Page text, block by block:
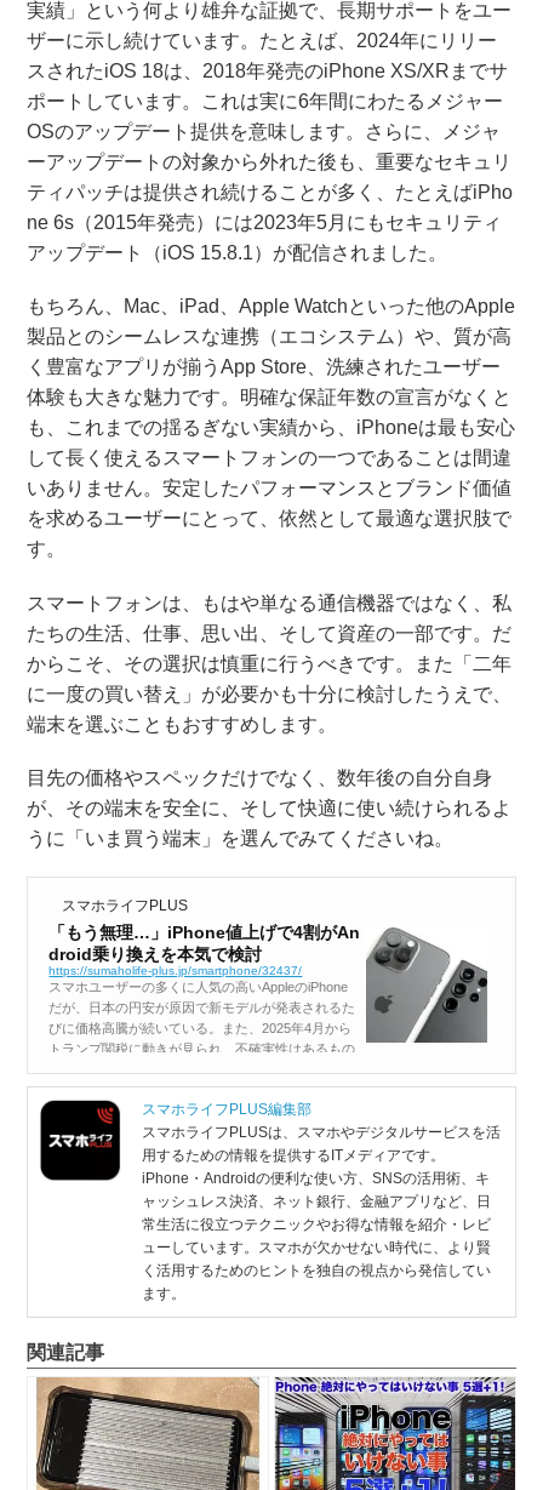
実績」という何より雄弁な証拠で、長期サポートをユー
ザーに示し続けています。たとえば、2024年にリリー
スされたiOS 18は、2018年発売のiPhone XS/XRまでサ
ポートしています。これは実に6年間にわたるメジャー
OSのアップデート提供を意味します。さらに、メジャ
ーアップデートの対象から外れた後も、重要なセキュリ
ティパッチは提供され続けることが多く、たとえばiPho
ne 6s（2015年発売）には2023年5月にもセキュリティ
アップデート（iOS 15.8.1）が配信されました。
もちろん、Mac、iPad、Apple Watchといった他のApple
製品とのシームレスな連携（エコシステム）や、質が高
く豊富なアプリが揃うApp Store、洗練されたユーザー
体験も大きな魅力です。明確な保証年数の宣言がなくと
も、これまでの揺るぎない実績から、iPhoneは最も安心
して長く使えるスマートフォンの一つであることは間違
いありません。安定したパフォーマンスとブランド価値
を求めるユーザーにとって、依然として最適な選択肢で
す。
スマートフォンは、もはや単なる通信機器ではなく、私
たちの生活、仕事、思い出、そして資産の一部です。だ
からこそ、その選択は慎重に行うべきです。また「二年
に一度の買い替え」が必要かも十分に検討したうえで、
端末を選ぶこともおすすめします。
目先の価格やスペックだけでなく、数年後の自分自身
が、その端末を安全に、そして快適に使い続けられるよ
うに「いま買う端末」を選んでみてくださいね。
スマホライフPLUS
「もう無理…」iPhone値上げで4割がAn
droid乗り換えを本気で検討
https://sumaholife-plus.jp/smartphone/32437/
スマホユーザーの多くに人気の高いAppleのiPhone
だが、日本の円安が原因で新モデルが発表されるた
びに価格高騰が続いている。また、2025年4月から
トランプ関税に動きが見られ、不確実性はあるもの
ラ・ジャパンはiPhone...
スマホライフPLUS編集部
スマホライフPLUSは、スマホやデジタルサービスを活
用するための情報を提供するITメディアです。
iPhone・Androidの便利な使い方、SNSの活用術、キ
ャッシュレス決済、ネット銀行、金融アプリなど、日
常生活に役立つテクニックやお得な情報を紹介・レビ
ューしています。スマホが欠かせない時代に、より賢
く活用するためのヒントを独自の視点から発信してい
ます。
関連記事